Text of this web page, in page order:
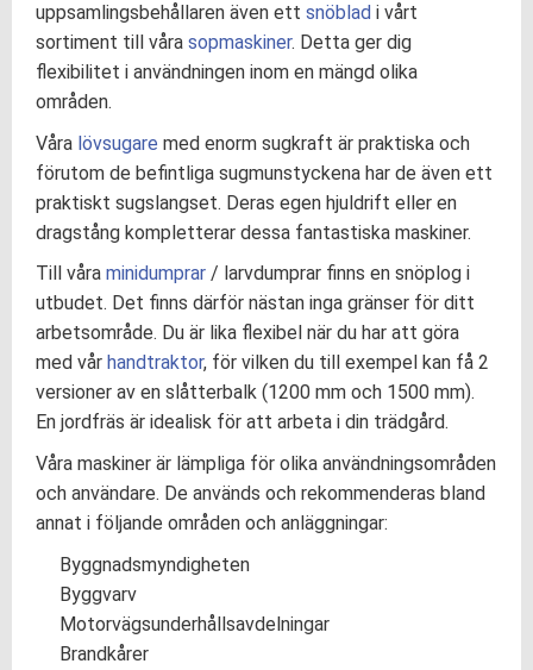
uppsamlingsbehållaren även ett snöblad i vårt
sortiment till våra sopmaskiner. Detta ger dig
flexibilitet i användningen inom en mängd olika
områden.
Våra lövsugare med enorm sugkraft är praktiska och
förutom de befintliga sugmunstyckena har de även ett
praktiskt sugslangset. Deras egen hjuldrift eller en
dragstång kompletterar dessa fantastiska maskiner.
Till våra minidumprar / larvdumprar finns en snöplog i
utbudet. Det finns därför nästan inga gränser för ditt
arbetsområde. Du är lika flexibel när du har att göra
med vår handtraktor, för vilken du till exempel kan få 2
versioner av en slåtterbalk (1200 mm och 1500 mm).
En jordfräs är idealisk för att arbeta i din trädgård.
Våra maskiner är lämpliga för olika användningsområden
och användare. De används och rekommenderas bland
annat i följande områden och anläggningar:
Byggnadsmyndigheten
Byggvarv
Motorvägsunderhållsavdelningar
Brandkårer